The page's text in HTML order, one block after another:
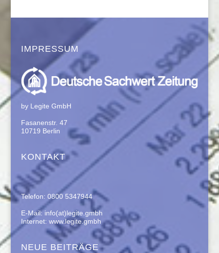
IMPRESSUM
by Legite GmbH
Fasanenstr. 47
10719 Berlin
KONTAKT
Telefon: 0800 5347944
E-Mail: info(at)legite.gmbh
Internet: www.legite.gmbh
NEUE BEITRÄGE